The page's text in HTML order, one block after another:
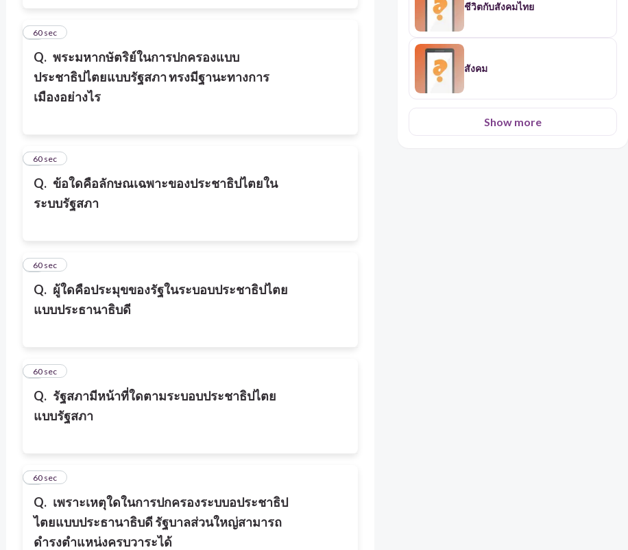
Q. พระมหากษัตริย์ในการปกครองแบบ
ประชาธิปไตยแบบรัฐสภา ทรงมีฐานะทางการ
เมืองอย่างไร
560 sec
Q. ข้อใดคือลักษณเฉพาะของประชาธิปไตยใน
ระบบรัฐสภา
660 sec
Q. ผู้ใดคือประมุขของรัฐในระบอบประชาธิปไตย
แบบประธานาธิบดี
760 sec
Q. รัฐสภามีหน้าที่ใดตามระบอบประชาธิปไตย
แบบรัฐสภา
860 sec
Q. เพราะเหตุใดในการปกครองระบบอประชาธิป
ไตยแบบประธานาธิบดี รัฐบาลส่วนใหญ่สามารถ
ดำรงตำแหน่งครบวาระได้
960 sec
ขวาง ต้องได้รับความเห็นชอบของ
พิจารณาให้แล้วเสร็จภายในหกสิบ
ในก าหนดเวลาดังกล่าว ให้ถือว่า
สัญญาอื่นที่อาจมีผลกระทบต่อความ
มั่นคงทางเศรษฐกิจ สังคม หรือการ
ค้า หรือ การลงทุนของประเทศอย่าง
กว้างขวางตามวรรคสอง ได้แก่
ชีวิตกับสังคมไทย
สังคม
Show more